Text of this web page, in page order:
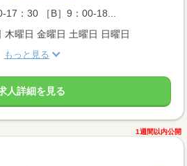
17：30 ［B］9：00-18...
木曜日 金曜日 土曜日 日曜日
もっと見る
人詳細を見る
1週間以内公開